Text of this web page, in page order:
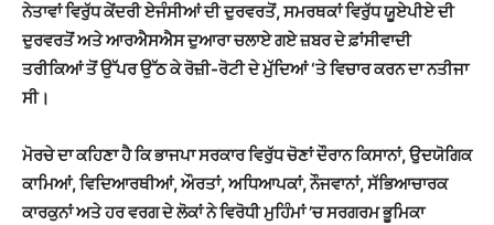
ਨੇਤਾਵਾਂ ਵਿਰੁੱਧ ਕੇਂਦਰੀ ਏਜੰਸੀਆਂ ਦੀ ਦੁਰਵਰਤੋਂ, ਸਮਰਥਕਾਂ ਵਿਰੁੱਧ ਯੂਏਪੀਏ ਦੀ
ਦੁਰਵਰਤੋਂ ਅਤੇ ਆਰਐਸਐਸ ਦੁਆਰਾ ਚਲਾਏ ਗਏ ਜ਼ਬਰ ਦੇ ਫ਼ਾਂਸੀਵਾਦੀ
ਤਰੀਕਿਆਂ ਤੋਂ ਉੱਪਰ ਉੱਠ ਕੇ ਰੋਜ਼ੀ-ਰੋਟੀ ਦੇ ਮੁੱਦਿਆਂ ‘ਤੇ ਵਿਚਾਰ ਕਰਨ ਦਾ ਨਤੀਜਾ
ਸੀ।
ਮੋਰਚੇ ਦਾਕਹਿਣਾ ਹੈ ਕਿਭਾਜਪਾ ਸਰਕਾਰ ਵਿਰੁੱਧ ਚੋਣਾਂ ਦੌਰਾਨ ਕਿਸਾਨਾਂ, ਉਦਯੋਗਿਕ
ਕਾਮਿਆਂ, ਵਿਦਿਆਰਥੀਆਂ, ਔਰਤਾਂ, ਅਧਿਆਪਕਾਂ, ਨੌਜਵਾਨਾਂ, ਸੱਭਿਆਚਾਰਕ
ਕਾਰਕੁਨਾਂ ਅਤੇ ਹਰ ਵਰਗ ਦੇ ਲੋਕਾਂ ਨੇ ਵਿਰੋਧੀ ਮੁਹਿੰਮਾਂ ’ਚ ਸਰਗਰਮ ਭੂਮਿਕਾ